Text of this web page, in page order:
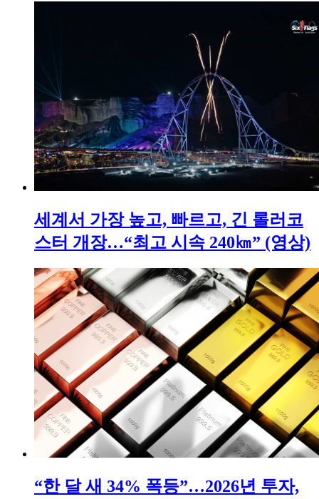
세계서 가장 높고, 빠르고, 긴 롤러코
스터 개장…“최고 시속 240㎞” (영상)
“한 달 새 34% 폭등”…2026년 투자,